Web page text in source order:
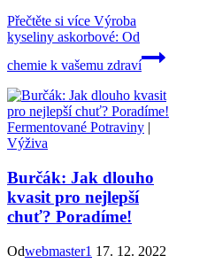
Přečtěte si více Výroba
kyseliny askorbové: Od
chemie k vašemu zdraví
Fermentované Potraviny |
Výživa
Burčák: Jak dlouho
kvasit pro nejlepší
chuť? Poradíme!
Odwebmaster1 17. 12. 2022